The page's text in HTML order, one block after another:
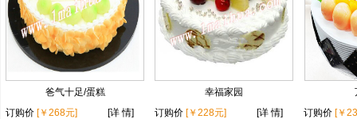
爸气十足/蛋糕
订购价 [￥268元] [详 情]
幸福家园
订购价 [￥228元] [详 情]
订购价 [￥